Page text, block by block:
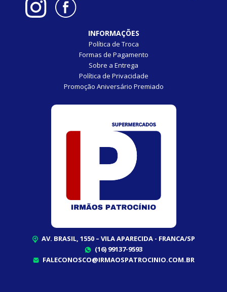
INFORMAÇÕES
Política de Troca
Formas de Pagamento
Sobre a Entrega
Política de Privacidade
Promoção Aniversário Premiado
AV. BRASIL, 1550 – VILA APARECIDA - FRANCA/SP
(16) 99137-9593
FALECONOSCO@IRMAOSPATROCINIO.COM.BR